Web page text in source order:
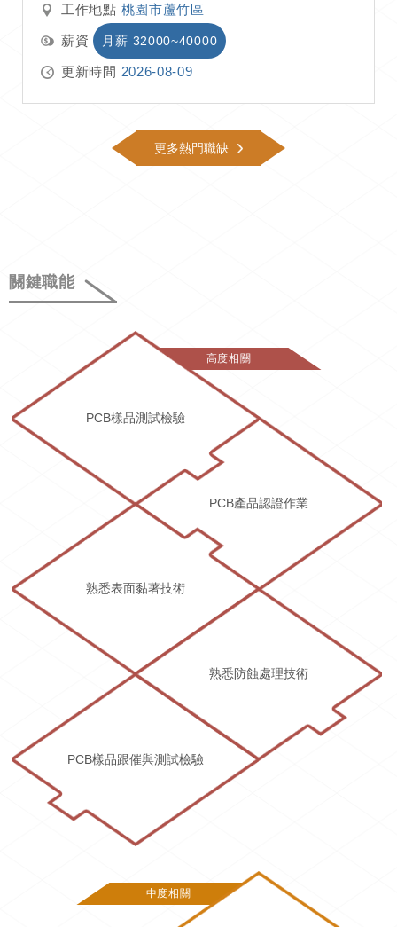
工作地點 桃園市蘆竹區
薪資 月薪 32000~40000
更新時間 2026-08-09
更多熱門職缺
關鍵職能
高度相關
PCB樣品測試檢驗
PCB產品認證作業
熟悉表面黏著技術
熟悉防蝕處理技術
PCB樣品跟催與測試檢驗
中度相關